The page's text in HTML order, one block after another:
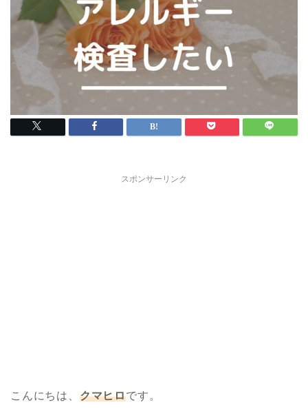
スポンサーリンク
こんにちは、 クマヒロです。